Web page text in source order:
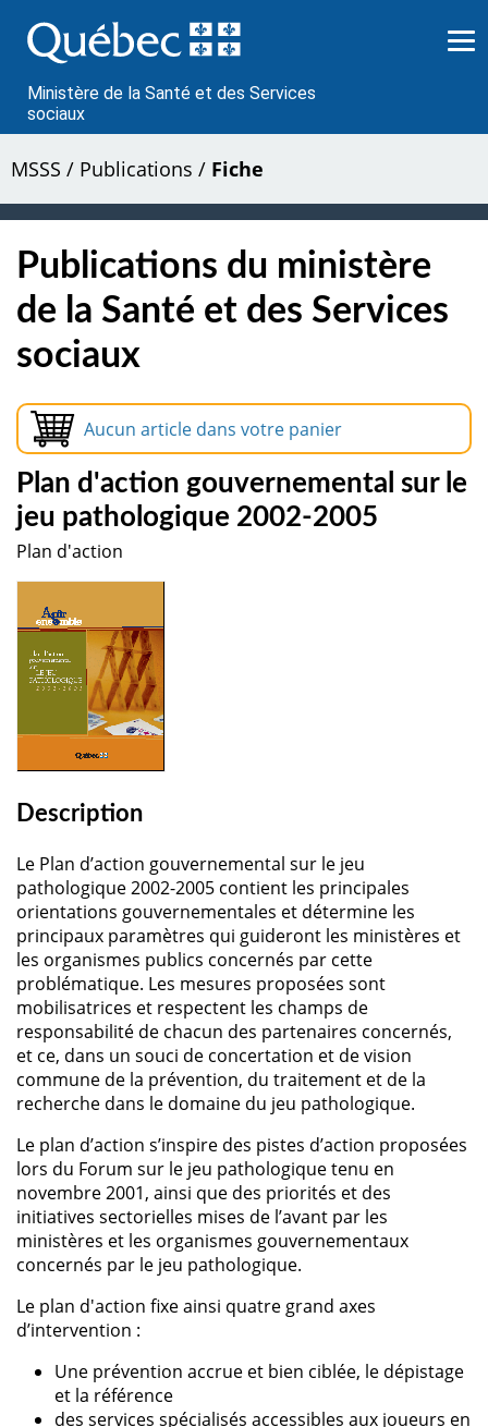
au
contenu
Ministère de la Santé et des Services
sociaux
MSSS / Publications / Fiche
Publications du ministère
de la Santé et des Services
sociaux
Aucun article dans votre panier
Plan d'action gouvernemental sur le
jeu pathologique 2002-2005
Plan d'action
Description
Le Plan d’action gouvernemental sur le jeu
pathologique 2002-2005 contient les principales
orientations gouvernementales et détermine les
principaux paramètres qui guideront les ministères et
les organismes publics concernés par cette
problématique. Les mesures proposées sont
mobilisatrices et respectent les champs de
responsabilité de chacun des partenaires concernés,
et ce, dans un souci de concertation et de vision
commune de la prévention, du traitement et de la
recherche dans le domaine du jeu pathologique.
Le plan d’action s’inspire des pistes d’action proposées
lors du Forum sur le jeu pathologique tenu en
novembre 2001, ainsi que des priorités et des
initiatives sectorielles mises de l’avant par les
ministères et les organismes gouvernementaux
concernés par le jeu pathologique.
Le plan d'action fixe ainsi quatre grand axes
d’intervention :
Une prévention accrue et bien ciblée, le dépistage
et la référence
des services spécialisés accessibles aux joueurs en